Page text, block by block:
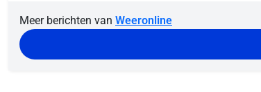
Meer berichten van Weeronline